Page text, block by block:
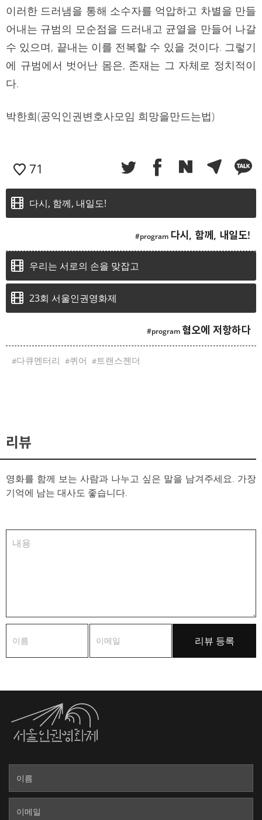
이러한 드러냄을 통해 소수자를 억압하고 차별을 만들
어내는 규범의 모순점을 드러내고 균열을 만들어 나갈
수 있으며, 끝내는 이를 전복할 수 있을 것이다. 그렇기
에 규범에서 벗어난 몸은, 존재는 그 자체로 정치적이
다.
박한희(공익인권변호사모임 희망을만드는법)
71
다시, 함께, 내일도!
다시, 함께, 내일도!
우리는 서로의 손을 맞잡고
23회 서울인권영화제
혐오에 저항하다
다큐멘터리 퀴어 트랜스젠더
리뷰
영화를 함께 보는 사람과 나누고 싶은 말을 남겨주세요. 가장
기억에 남는 대사도 좋습니다.